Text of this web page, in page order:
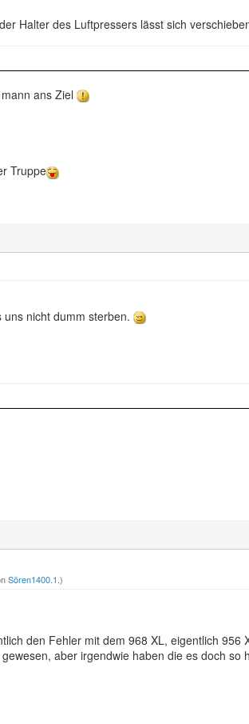
Halter des Luftpressers lässt sich
ans Ziel
Truppe
nicht dumm sterben.
Sören1400.1 .)
den Fehler mit dem 968 XL, eigentlich 956
aber irgendwie haben die es doch so